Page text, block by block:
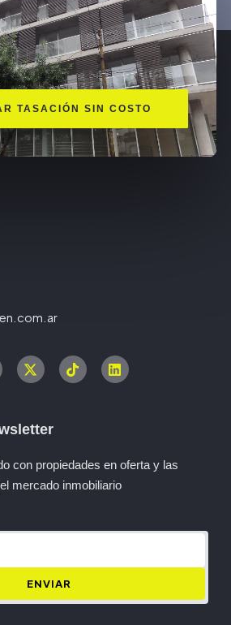
TASACIÓN SIN COSTO
con propiedades en oferta y las
mercado inmobiliario
ENVIAR